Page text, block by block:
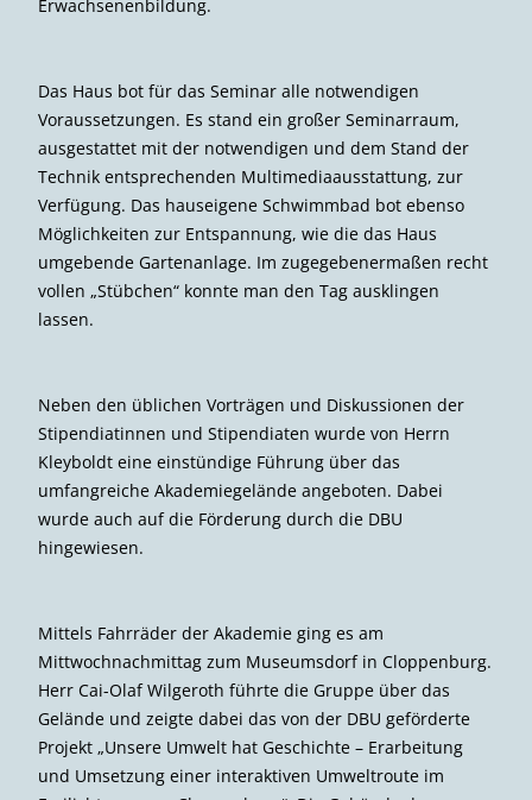
Erwachsenenbildung.
Das Haus bot für das Seminar alle notwendigen
Voraussetzungen. Es stand ein großer Seminarraum,
ausgestattet mit der notwendigen und dem Stand der
Technik entsprechenden Multimediaausstattung, zur
Verfügung. Das hauseigene Schwimmbad bot ebenso
Möglichkeiten zur Entspannung, wie die das Haus
umgebende Gartenanlage. Im zugegebenermaßen recht
vollen „Stübchen“ konnte man den Tag ausklingen
lassen.
Neben den üblichen Vorträgen und Diskussionen der
Stipendiatinnen und Stipendiaten wurde von Herrn
Kleyboldt eine einstündige Führung über das
umfangreiche Akademiegelände angeboten. Dabei
wurde auch auf die Förderung durch die DBU
hingewiesen.
Mittels Fahrräder der Akademie ging es am
Mittwochnachmittag zum Museumsdorf in Cloppenburg.
Herr Cai-Olaf Wilgeroth führte die Gruppe über das
Gelände und zeigte dabei das von der DBU geförderte
Projekt „Unsere Umwelt hat Geschichte – Erarbeitung
und Umsetzung einer interaktiven Umweltroute im